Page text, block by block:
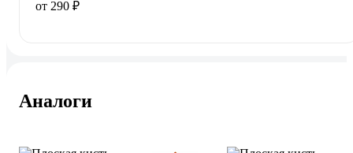
от 290 ₽
Аналоги